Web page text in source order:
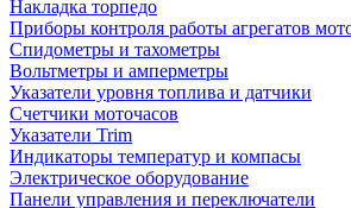
Накладка торпедо
Приборы контроля работы агрегатов
Спидометры и тахометры
Вольтметры и амперметры
Указатели уровня топлива и датчики
Счетчики моточасов
Указатели Trim
Индикаторы температур и компасы
Электрическое оборудование
Панели управления и переключатели